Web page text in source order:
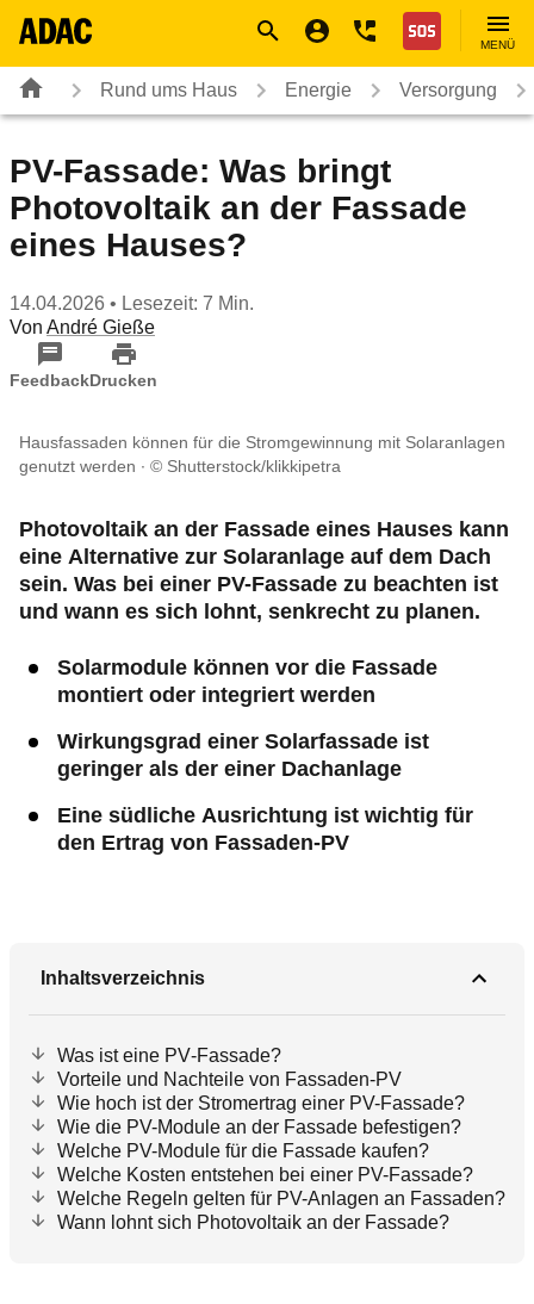
Nothilfe
MENÜ
Rund ums Haus Energie Versorgung
PV-Fassade: Was bringt
Photovoltaik an der Fassade
eines Hauses?
14.04.2026 • Lesezeit: 7 Min.
Von André Gieße
FeedbackDrucken
Hausfassaden können für die Stromgewinnung mit Solaranlagen
genutzt werden
© Shutterstock/klikkipetra
Photovoltaik an der Fassade eines Hauses kann
eine Alternative zur Solaranlage auf dem Dach
sein. Was bei einer PV-Fassade zu beachten ist
und wann es sich lohnt, senkrecht zu planen.
Solarmodule können vor die Fassade
montiert oder integriert werden
Wirkungsgrad einer Solarfassade ist
geringer als der einer Dachanlage
Eine südliche Ausrichtung ist wichtig für
den Ertrag von Fassaden-PV
Inhaltsverzeichnis
Was ist eine PV‑Fassade?
Vorteile und Nachteile von Fassaden-PV
Wie hoch ist der Stromertrag einer PV-Fassade?
Wie die PV-Module an der Fassade befestigen?
Welche PV-Module für die Fassade kaufen?
Welche Kosten entstehen bei einer PV-Fassade?
Welche Regeln gelten für PV-Anlagen an Fassaden?
Wann lohnt sich Photovoltaik an der Fassade?